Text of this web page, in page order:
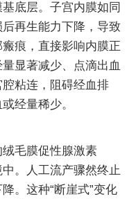
底层。子宫内膜如同
再生能力下降，导致
痕，直接影响内膜正
显著减少、点滴出血
粘连，阻碍经血排
经量稀少。
毛膜促性腺激素
中。人工流产骤然终止
。这种“断崖式”变化